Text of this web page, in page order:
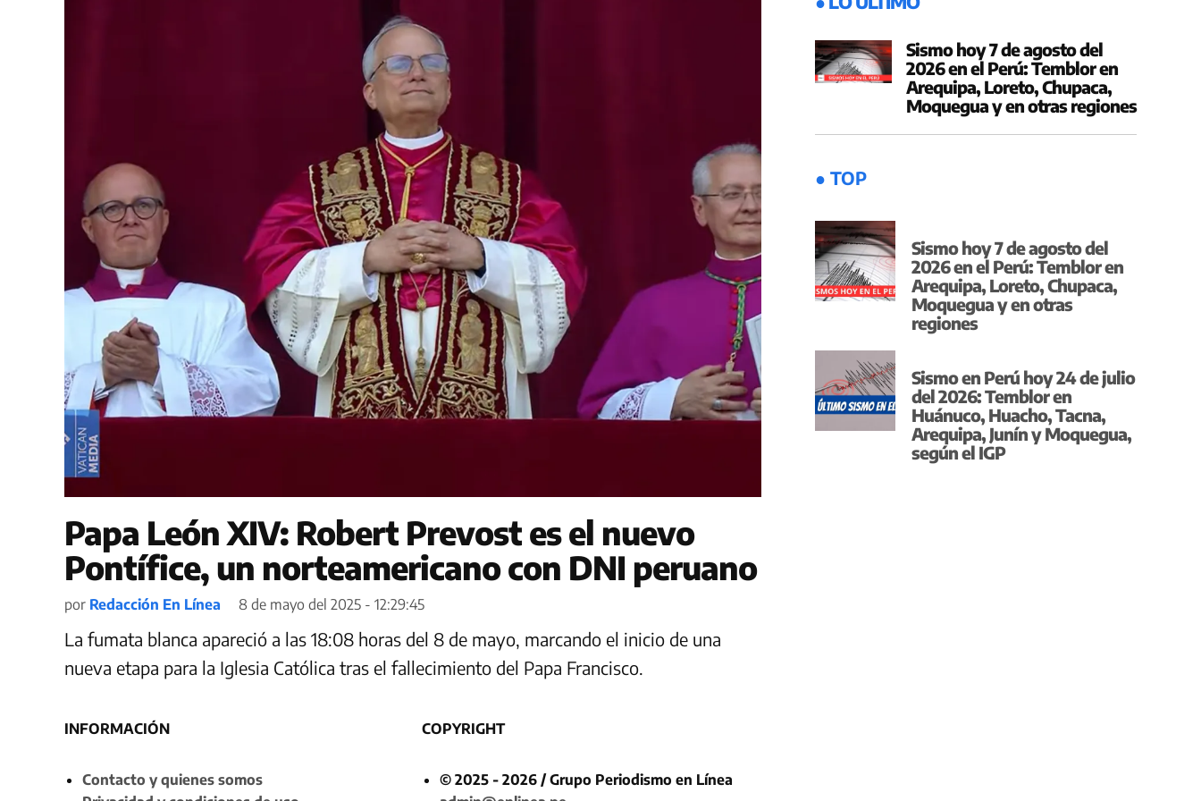
Papa León XIV: Robert Prevost es el nuevo
Pontífice, un norteamericano con DNI peruano
por Redacción En Línea 8 de mayo del 2025 - 12:29:45
La fumata blanca apareció a las 18:08 horas del 8 de mayo, marcando el inicio de una
nueva etapa para la Iglesia Católica tras el fallecimiento del Papa Francisco.
Sismo hoy 7 de agosto del
2026 en el Perú: Temblor en
Arequipa, Loreto, Chupaca,
Moquegua y en otras regiones
● TOP
Sismo hoy 7 de agosto del
2026 en el Perú: Temblor en
Arequipa, Loreto, Chupaca,
Moquegua y en otras
regiones
Sismo en Perú hoy 24 de julio
del 2026: Temblor en
Huánuco, Huacho, Tacna,
Arequipa, Junín y Moquegua,
según el IGP
INFORMACIÓN
Contacto y quienes somos
COPYRIGHT
© 2025 - 2026 / Grupo Periodismo en Línea